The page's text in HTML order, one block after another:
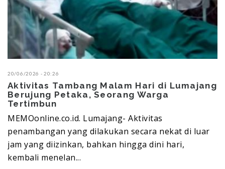
Hari di Lumajang
Warga
nekat di luar
dini hari,
Dipaksakan! Proyek Rusun
Rupiah di Lumajang
MEMOonline.co.id. Lumajang-
rumah susun untuk lingkungan
yang dibiayai dari hibah